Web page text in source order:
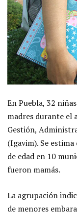
En Puebla, 32
madres durante el
Gestión,
(Igavim). Se
de edad en 10
fueron mamás.
La agrupación
de menores